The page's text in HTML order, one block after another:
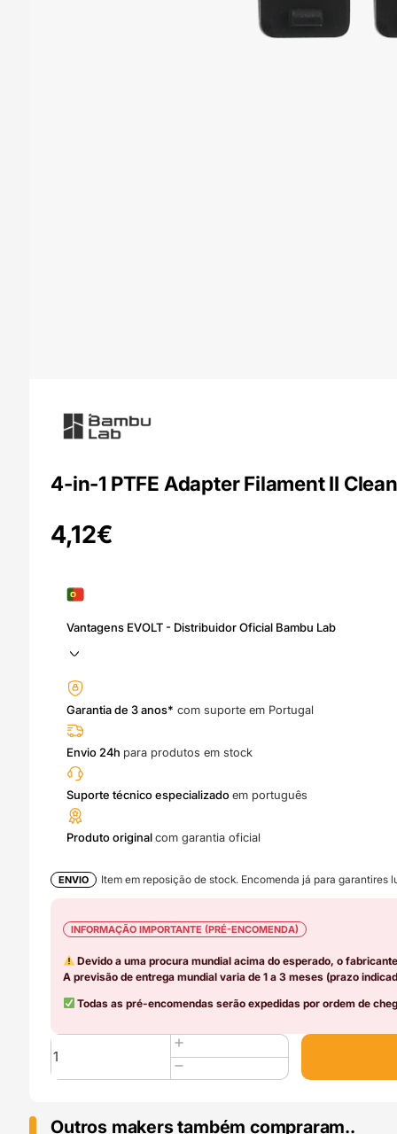
4-in-1 PTFE Adapter Filament II
4,12€
Vantagens EVOLT - Distribuidor Oficial Bambu Lab
Garantia de 3 anos* com suporte em Portugal
Envio 24h para produtos em stock
Suporte técnico especializadoem português
Produto originalcom garantia oficial
ENVIO Item em reposição de stock. Encomenda já para garantires
INFORMAÇÃO IMPORTANTE (PRÉ-ENCOMENDA)
Devido a uma procura mundial acima do esperado, o
A previsão de entrega mundial varia de 1 a 3 meses (prazo
Todas as pré-encomendas serão expedidas por ordem de
Quantidade
de
4-
1
Outros makers também compraram..